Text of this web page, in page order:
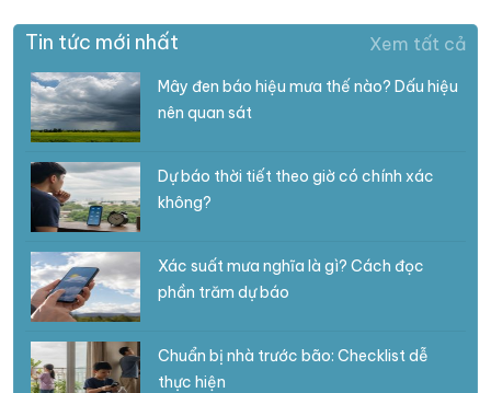
Tin tức mới nhất Xem tất cả
Mây đen báo hiệu mưa thế nào? Dấu hiệu
nên quan sát
Dự báo thời tiết theo giờ có chính xác
không?
Xác suất mưa nghĩa là gì? Cách đọc
phần trăm dự báo
Chuẩn bị nhà trước bão: Checklist dễ
thực hiện